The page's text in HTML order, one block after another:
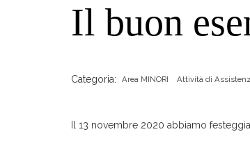
Il buon
Categoria: Area MINORI Attività di
Il 13 novembre 2020 abbiamo